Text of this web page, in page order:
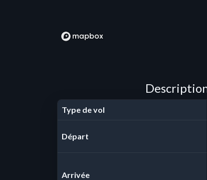
Type de vol
Départ
Arrivée